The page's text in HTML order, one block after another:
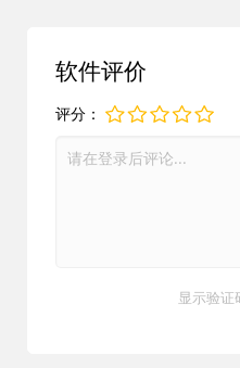
1. 聚合模式下隐藏菜单栏
持临时添加图标并自定义
活性。
隙选项，重启 Mac 后生
4. 拖动调整图标顺序，在
软件评价
评分：
显示验证